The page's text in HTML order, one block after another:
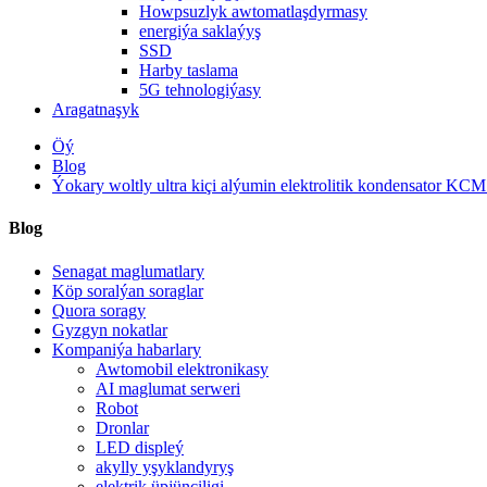
Howpsuzlyk awtomatlaşdyrmasy
energiýa saklaýyş
SSD
Harby taslama
5G tehnologiýasy
Aragatnaşyk
Öý
Blog
Ýokary woltly ultra kiçi alýumin elektrolitik kondensator KCM
Blog
Senagat maglumatlary
Köp soralýan soraglar
Quora soragy
Gyzgyn nokatlar
Kompaniýa habarlary
Awtomobil elektronikasy
AI maglumat serweri
Robot
Dronlar
LED displeý
akylly yşyklandyryş